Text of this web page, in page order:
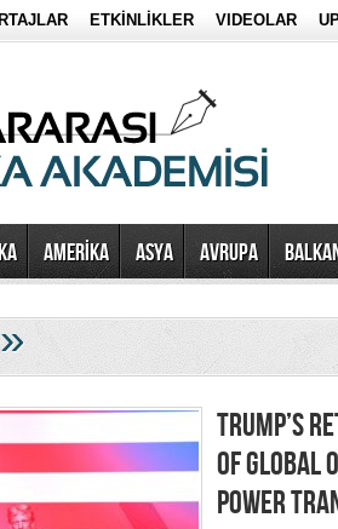
ETKİNLİKLER VIDEOLAR
AMERİKA ASYA AVRUPA
»
TRUMP’S
OF GLOBAL
POWER